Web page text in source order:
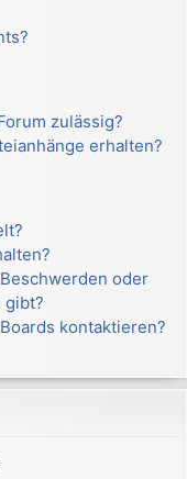
zulässig?
erhalten?
oder
gibt?
kontaktieren?